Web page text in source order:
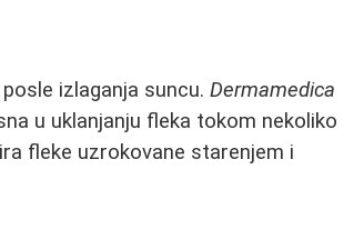
izlaganja suncu.Dermamedica
u uklanjanju fleka tokom nekoliko
fleke uzrokovane starenjem i